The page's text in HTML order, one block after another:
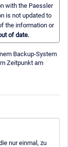
with the Paessler
is not updated to
the information or
of date.
Backup-System
Zeitpunkt am
nur einmal, zu